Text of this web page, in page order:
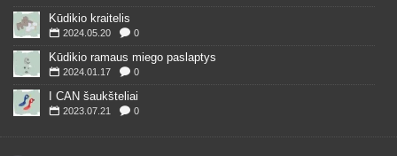
Kūdikio kraitelis
2024.05.20 0
Kūdikio ramaus miego paslaptys
2024.01.17 0
I CAN šaukšteliai
2023.07.21 0